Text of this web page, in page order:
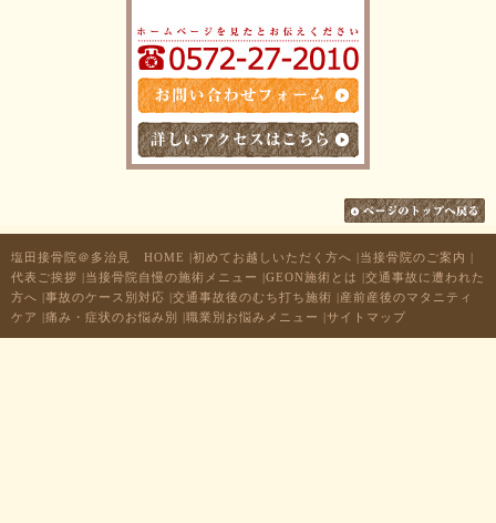
塩田接骨院＠多治見 HOME |初めてお越しいただく方へ |当接骨院のご案内 |
代表ご挨拶 |当接骨院自慢の施術メニュー |GEON施術とは |交通事故に遭われた
方へ |事故のケース別対応 |交通事故後のむち打ち施術 |産前産後のマタニティ
ケア |痛み・症状のお悩み別 |職業別お悩みメニュー |サイトマップ